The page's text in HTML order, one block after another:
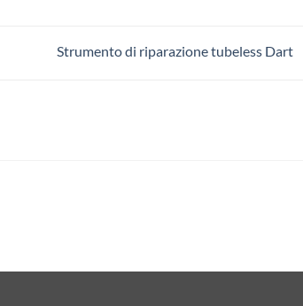
Strumento di riparazione tubeless Dart